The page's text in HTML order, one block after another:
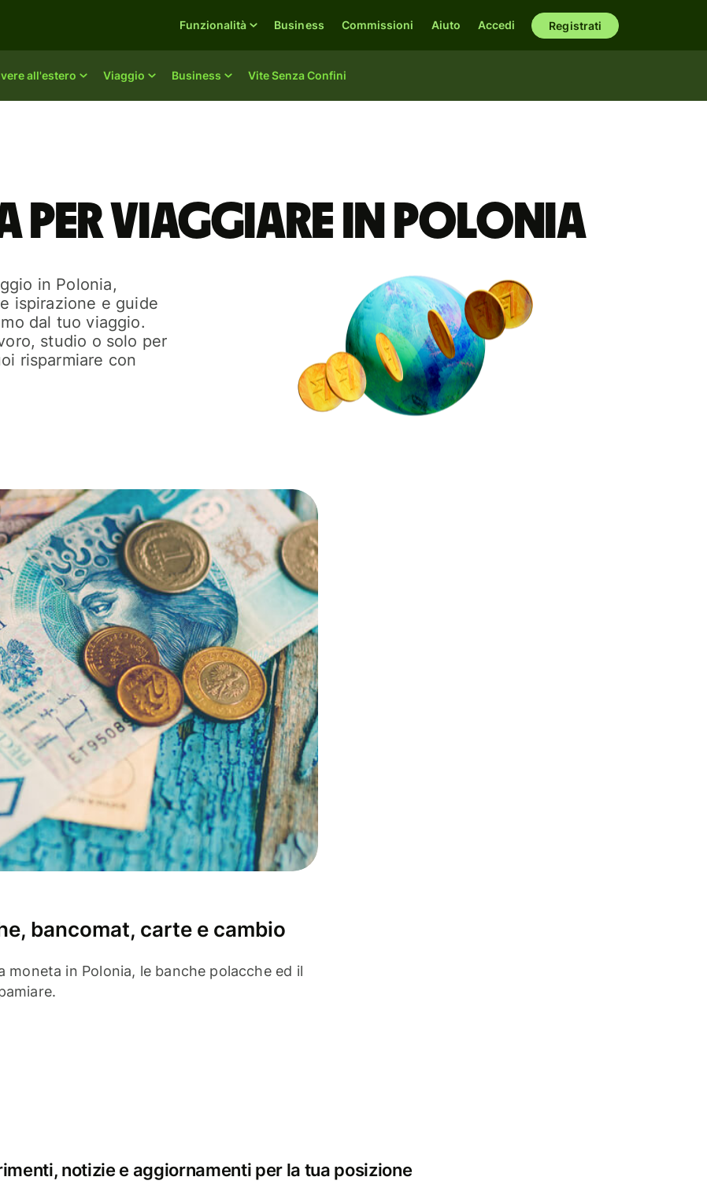
all'estero Viaggio Business Vite Senza Confini
Funzionalità Business Commissioni Aiuto Accedi Registrati
per viaggiare in Polonia
in Polonia,
ispirazione e guide
dal tuo viaggio.
studio o solo per
risparmiare con
bancomat, carte e cambio
moneta in Polonia, le banche polacche ed il
notizie e aggiornamenti per la tua posizione